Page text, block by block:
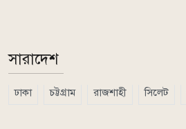
সারাদেশ
ঢাকা চট্টগ্রাম রাজশাহী সিলেট